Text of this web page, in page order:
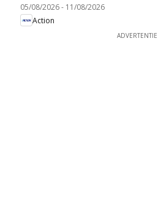
05/08/2026- 11/08/2026
Action
ADVERTENTIE